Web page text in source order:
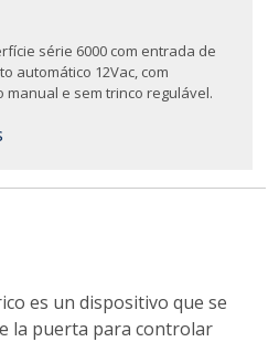
série 6000 com entrada de
automático 12Vac, com
e sem trinco regulável.
es un dispositivo que se
la puerta para controlar